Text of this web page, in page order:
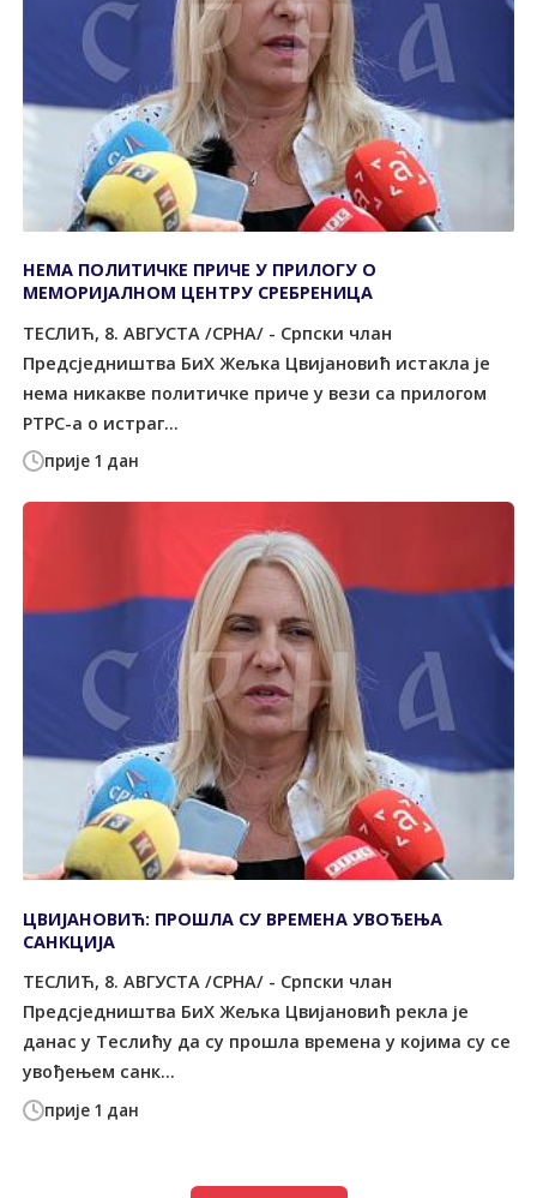
прије 1 дан
НЕМА ПОЛИТИЧКЕ ПРИЧЕ У ПРИЛОГУ О
МЕМОРИЈАЛНОМ ЦЕНТРУ СРЕБРЕНИЦА
ТЕСЛИЋ, 8. АВГУСТА /СРНА/ - Српски члан
Предсједништва БиХ Жељка Цвијановић истакла је
нема никакве политичке приче у вези са прилогом
РТРС-а о истраг...
прије 1 дан
ЦВИЈАНОВИЋ: ПРОШЛА СУ ВРЕМЕНА УВОЂЕЊА
САНКЦИЈА
ТЕСЛИЋ, 8. АВГУСТА /СРНА/ - Српски члан
Предсједништва БиХ Жељка Цвијановић рекла је
данас у Теслићу да су прошла времена у којима су се
увођењем санк...